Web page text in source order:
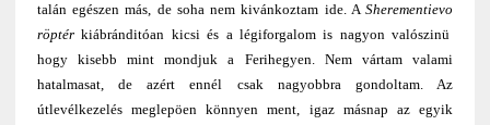
talán egészen más, de soha nem kivánkoztam ide. ASherementievo
röptérkiábránditóan kicsi és a légiforgalom is nagyon valószinü
hogy kisebb mint mondjuk a Ferihegyen. Nem vártam valami
hatalmasat, de azért ennél csak nagyobbra gondoltam. Az
útlevélkezelés meglepöen könnyen ment, igaz másnap az egyik